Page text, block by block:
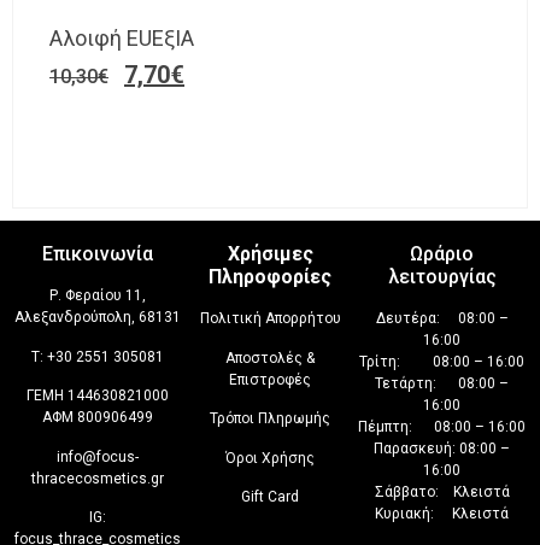
Αλοιφή EUEξIA
10,30€ 7,70€
Επικοινωνία
Ρ. Φεραίου 11,
Αλεξανδρούπολη, 68131
T:+30 2551 305081
ΓΕΜΗ 144630821000
ΑΦΜ 800906499
info@focus-
thracecosmetics.gr
IG:
focus_thrace_cosmetics
Χρήσιμες
Πληροφορίες
Πολιτική Απορρήτου
Αποστολές &
Επιστροφές
Τρόποι Πληρωμής
Όροι Χρήσης
Gift Card
Ωράριο
λειτουργίας
Δευτέρα: 08:00 –
16:00
Τρίτη: 08:00 – 16:00
Τετάρτη: 08:00 –
16:00
Πέμπτη: 08:00 – 16:00
Παρασκευή: 08:00 –
16:00
Σάββατο: Κλειστά
Κυριακή: Κλειστά